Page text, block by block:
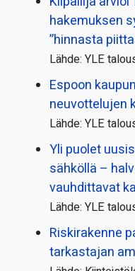
hakemuksen
”hinnasta
Lähde: YLE
Espoon
neuvottelujen
Lähde: YLE
Yli puolet
sähköllä –
vauhdittavat
Lähde: YLE
Riskirakenne
tarkastajan